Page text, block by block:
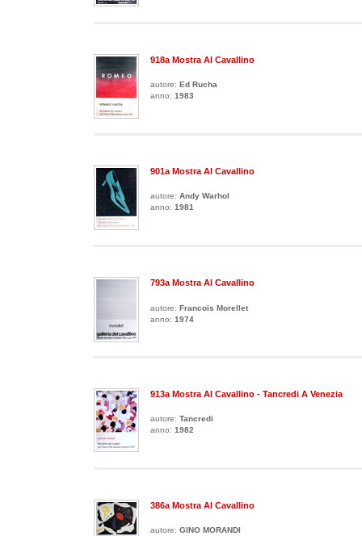
918a Mostra Al Cavallino
autore: Ed Rucha
anno: 1983
901a Mostra Al Cavallino
autore: Andy Warhol
anno: 1981
793a Mostra Al Cavallino
autore: Francois Morellet
anno: 1974
913a Mostra Al Cavallino - Tancredi A Venezia
autore: Tancredi
anno: 1982
386a Mostra Al Cavallino
autore: GINO MORANDI